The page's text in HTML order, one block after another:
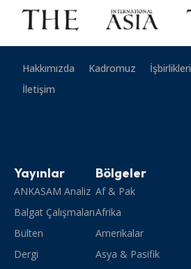
Hakkımızda Kadromuz İşbirlikleri
İletişim
Yayınlar
ANKASAM Analiz
Balgat Çalışmaları
Bülten
Dergi
Bölgeler
Af & Pak
Afrika
Amerikalar
Asya & Pasifik